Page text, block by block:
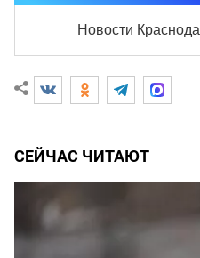
Новости
СЕЙЧАС ЧИТАЮТ